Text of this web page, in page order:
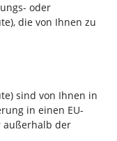
oder
die von Ihnen zu
sind von Ihnen in
in einen EU-
außerhalb der